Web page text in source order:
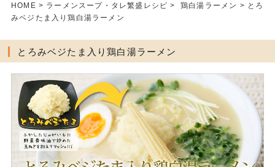
HOME > ラーメンスープ・タレ繁盛レシピ >鶏白湯ラーメン > とろ
みベジたま入り鶏白湯ラーメン
とろみベジたま入り鶏白湯ラーメン